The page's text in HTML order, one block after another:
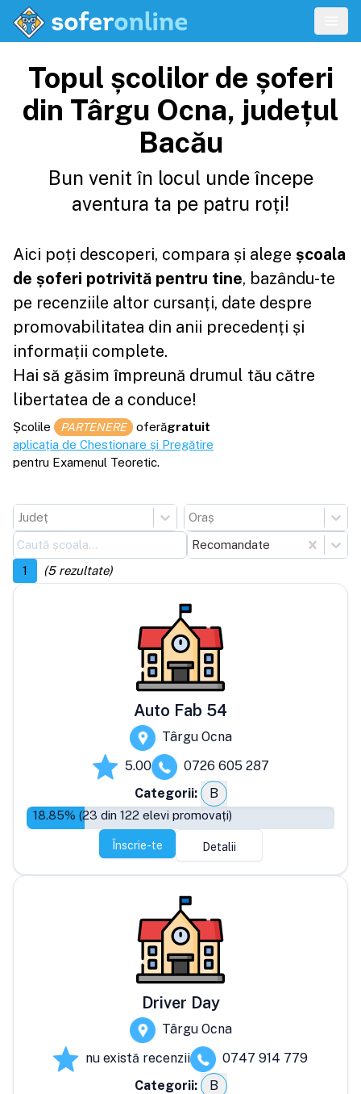
Topul școlilor de șoferi
din Târgu Ocna, județul
Bacău
Bun venit în locul unde începe
aventura ta pe patru roți!
Aici poți descoperi, compara și alege școala
de șoferi potrivită pentru tine, bazându-te
pe recenziile altor cursanți, date despre
promovabilitatea din anii precedenți și
informații complete.
Hai să găsim împreună drumul tău către
libertatea de a conduce!
Școlile PARTENERE oferăgratuit
aplicația de Chestionare și Pregătire
pentru Examenul Teoretic.
Județ
Oraș
Recomandate
1
(5rezultate)
Auto Fab 54
Târgu Ocna
5.00
0726 605 287
Categorii:
B
18.85% (23 din 122 elevi promovați)
Înscrie-te Detalii
Driver Day
Târgu Ocna
nu există recenzii
0747 914 779
Categorii:
B